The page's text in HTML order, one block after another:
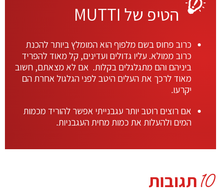
הטיפ של MUTTI
כרוב פחוס בשם מלפוף הוא המומלץ ביותר להכנת
כרוב ממולא. עליו גדולים ועדינים, קל מאוד להפריד
ביניהם והם מתגלגלים בקלות. אם לא מצאתם, חשוב
מאוד לרכך את העלים היטב לפני הגלגול אחרת הם
יקרעו.
אם רוצים רוטב יותר עגבנייתי אפשר להוריד מכמות
המים ולהעלות את כמות מחית העגבניות.
10תגובות